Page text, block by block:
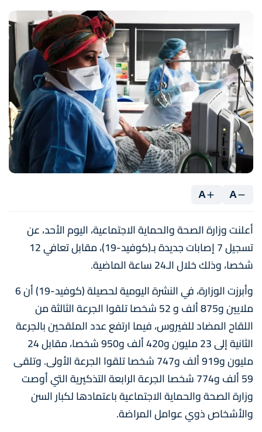
A
A
أعلنت وزارة الصحة والحماية الاجتماعية، اليوم الأحد، عن
تسجيل 7 إصابات جديدة بـ(كوفيد-19)، مقابل تعافي 12
شخصا، وذلك خلال الـ24 ساعة الماضية.
وأبرزت الوزارة، في النشرة اليومية لحصيلة (كوفيد-19) أن 6
ملايين و875 ألف و 52 شخصا تلقوا الجرعة الثالثة من
اللقاح المضاد للفيروس، فيما ارتفع عدد الملقحين بالجرعة
الثانية إلى 23 مليون و420 ألف و950 شخصا، مقابل 24
مليون و919 ألف و747 شخصا تلقوا الجرعة الأولى. وتلقى
59 ألف و774 شخصا الجرعة الرابعة التذكيرية التي أوصت
وزارة الصحة والحماية الاجتماعية باعتمادها لكبار السن
والأشخاص ذوي عوامل المراضة.